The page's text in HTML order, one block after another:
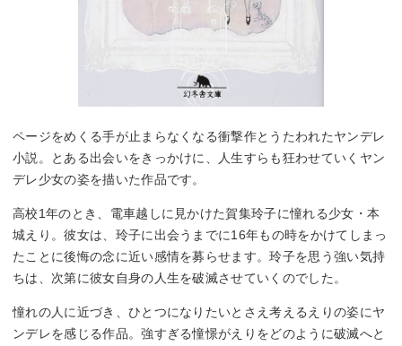
ページをめくる手が止まらなくなる衝撃作とうたわれたヤンデレ
小説。とある出会いをきっかけに、人生すらも狂わせていくヤン
デレ少女の姿を描いた作品です。
高校1年のとき、電車越しに見かけた賀集玲子に憧れる少女・本
城えり。彼女は、玲子に出会うまでに16年もの時をかけてしまっ
たことに後悔の念に近い感情を募らせます。玲子を思う強い気持
ちは、次第に彼女自身の人生を破滅させていくのでした。
憧れの人に近づき、ひとつになりたいとさえ考えるえりの姿にヤ
ンデレを感じる作品。強すぎる憧憬がえりをどのように破滅へと